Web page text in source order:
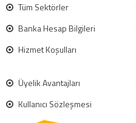
Tüm Sektörler
Banka Hesap Bilgileri
Hizmet Koşulları
Üyelik Avantajları
Kullanıcı Sözleşmesi